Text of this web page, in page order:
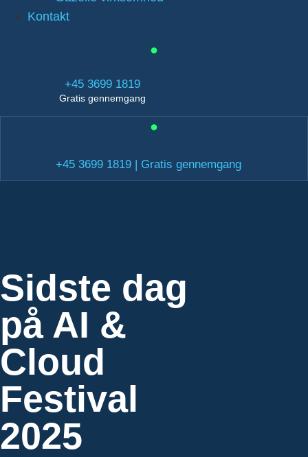
Kontakt
+45 3699 1819
Gratis gennemgang
+45 3699 1819 | Gratis gennemgang
Sidste dag
på AI &
Cloud
Festival
2025